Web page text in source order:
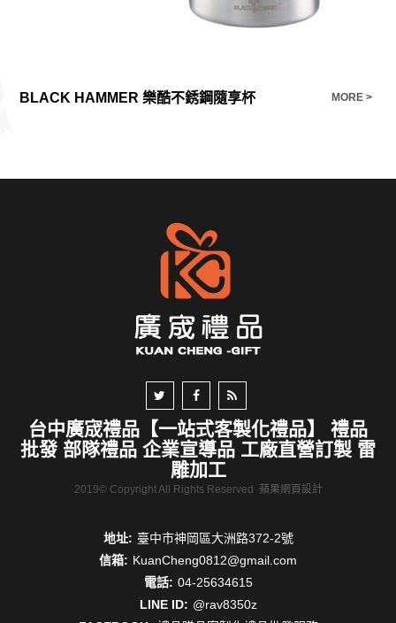
BLACK HAMMER 樂酷不銹鋼隨享杯 MORE >
台中廣宬禮品【一站式客製化禮品】 禮品
批發 部隊禮品 企業宣導品 工廠直營訂製 雷
雕加工
2019© Copyright All Rights Reserved 蘋果網頁設計
地址: 臺中市神岡區大洲路372-2號
信箱: KuanCheng0812@gmail.com
電話: 04-25634615
LINE ID: @rav8350z